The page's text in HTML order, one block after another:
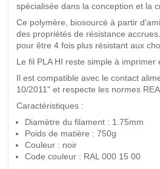
spécialisée dans la conception et la
Ce polymère, biosourcé à partir
des propriétés de résistance
pour être 4 fois plus résistant aux
Le fil PLA HI reste simple à imprimer
Il est compatible avec le contact
10/2011" et respecte les normes
Caractéristiques :
Diamètre du filament : 1.75mm
Poids de matière : 750g
Couleur : noir
Code couleur : RAL 000 15 00